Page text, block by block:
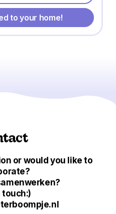
to your home!
or would you like to
touch:)